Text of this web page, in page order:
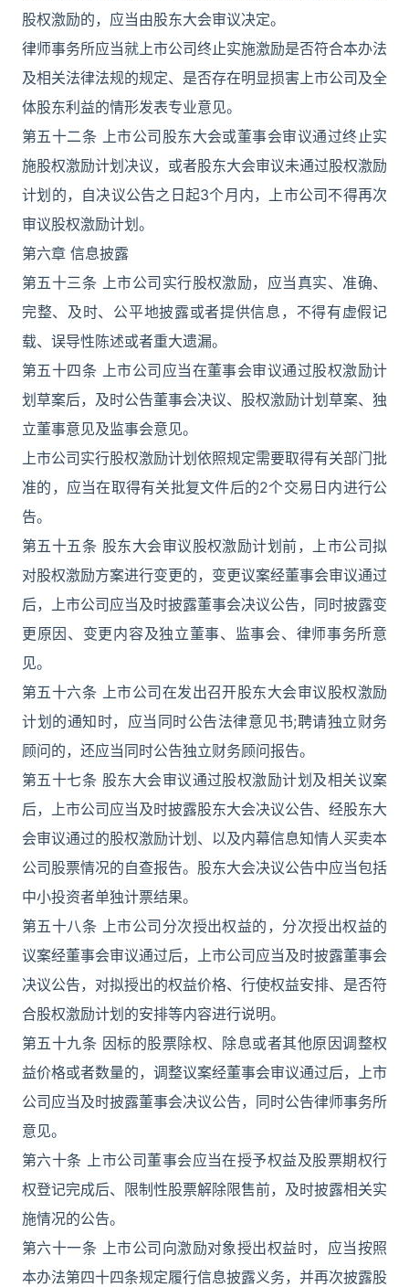
股权激励的，应当由股东大会审议决定。
律师事务所应当就上市公司终止实施激励是否符合本办法
及相关法律法规的规定、是否存在明显损害上市公司及全
体股东利益的情形发表专业意见。
第五十二条 上市公司股东大会或董事会审议通过终止实
施股权激励计划决议，或者股东大会审议未通过股权激励
计划的，自决议公告之日起3个月内，上市公司不得再次
审议股权激励计划。
第六章 信息披露
第五十三条 上市公司实行股权激励，应当真实、准确、
完整、及时、公平地披露或者提供信息，不得有虚假记
载、误导性陈述或者重大遗漏。
第五十四条 上市公司应当在董事会审议通过股权激励计
划草案后，及时公告董事会决议、股权激励计划草案、独
立董事意见及监事会意见。
上市公司实行股权激励计划依照规定需要取得有关部门批
准的，应当在取得有关批复文件后的2个交易日内进行公
告。
第五十五条 股东大会审议股权激励计划前，上市公司拟
对股权激励方案进行变更的，变更议案经董事会审议通过
后，上市公司应当及时披露董事会决议公告，同时披露变
更原因、变更内容及独立董事、监事会、律师事务所意
见。
第五十六条 上市公司在发出召开股东大会审议股权激励
计划的通知时，应当同时公告法律意见书;聘请独立财务
顾问的，还应当同时公告独立财务顾问报告。
第五十七条 股东大会审议通过股权激励计划及相关议案
后，上市公司应当及时披露股东大会决议公告、经股东大
会审议通过的股权激励计划、以及内幕信息知情人买卖本
公司股票情况的自查报告。股东大会决议公告中应当包括
中小投资者单独计票结果。
第五十八条 上市公司分次授出权益的，分次授出权益的
议案经董事会审议通过后，上市公司应当及时披露董事会
决议公告，对拟授出的权益价格、行使权益安排、是否符
合股权激励计划的安排等内容进行说明。
第五十九条 因标的股票除权、除息或者其他原因调整权
益价格或者数量的，调整议案经董事会审议通过后，上市
公司应当及时披露董事会决议公告，同时公告律师事务所
意见。
第六十条 上市公司董事会应当在授予权益及股票期权行
权登记完成后、限制性股票解除限售前，及时披露相关实
施情况的公告。
第六十一条 上市公司向激励对象授出权益时，应当按照
本办法第四十四条规定履行信息披露义务，并再次披露股